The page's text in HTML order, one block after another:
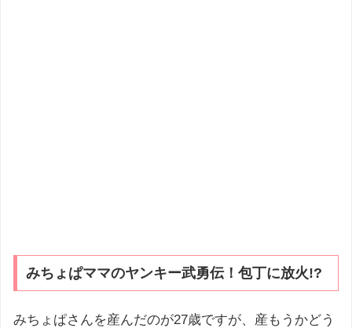
みちょぱママのヤンキー武勇伝！包丁に放火!?
みちょぱさんを産んだのが27歳ですが、産もうかどう